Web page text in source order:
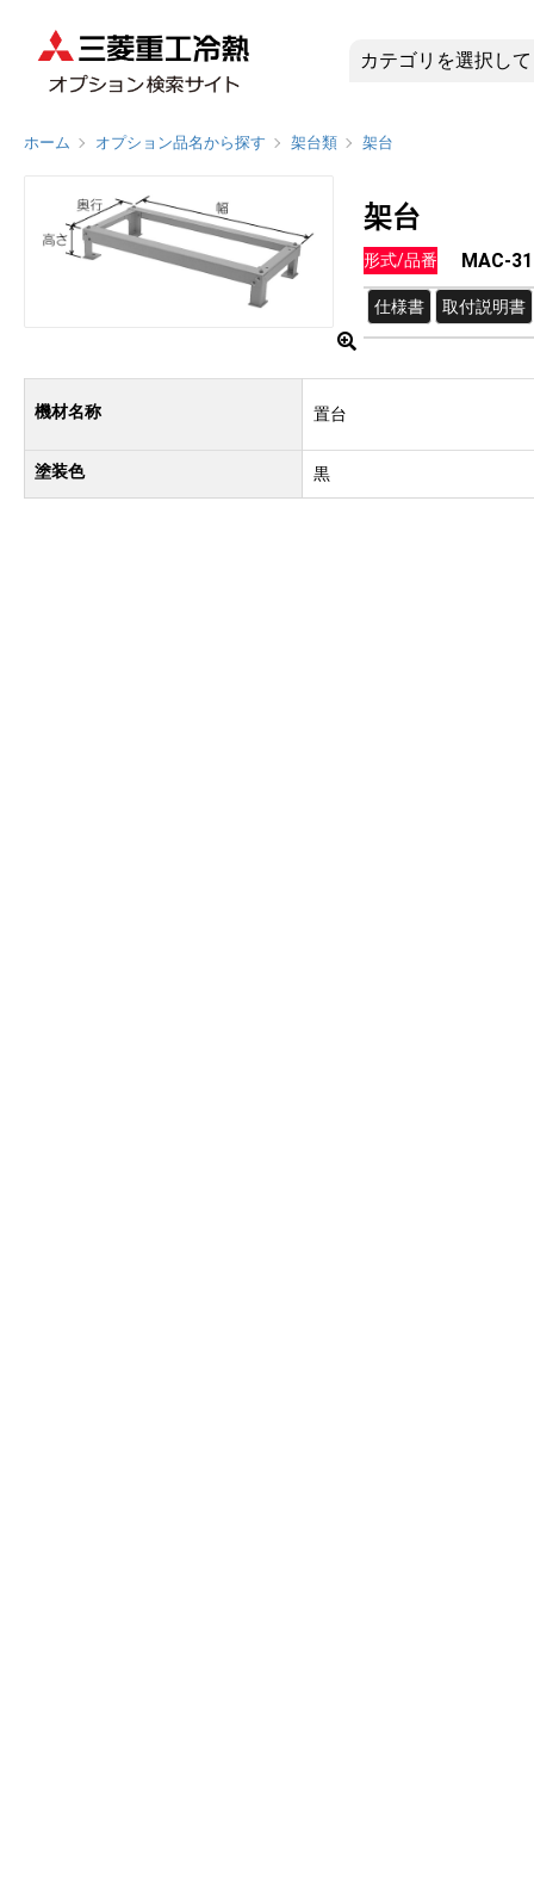
MAC-
ホーム オプション品名から探す 架台類 架台
架台
形式/品番 MAC-
仕様書 取付説明書
機材名称 置台
塗装色 黒